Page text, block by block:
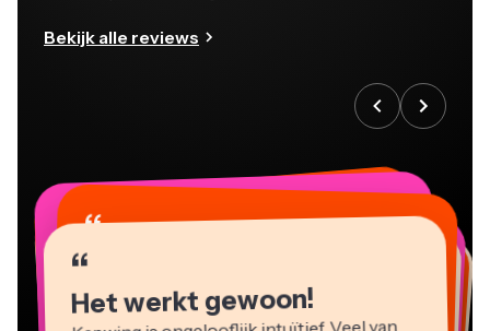
Bekijk alle reviews
“
Het werkt gewoon!
“
“
“
“
“
“